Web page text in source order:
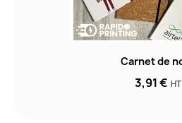
Carnet de
3,91 € HT